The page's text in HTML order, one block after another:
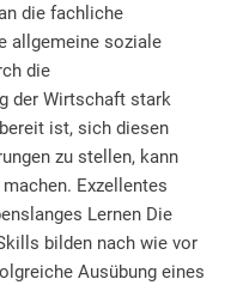
die fachliche
allgemeine soziale
die
der Wirtschaft stark
ist, sich diesen
zu stellen, kann
Exzellentes
Lernen Die
bilden nach wie vor
Ausübung eines